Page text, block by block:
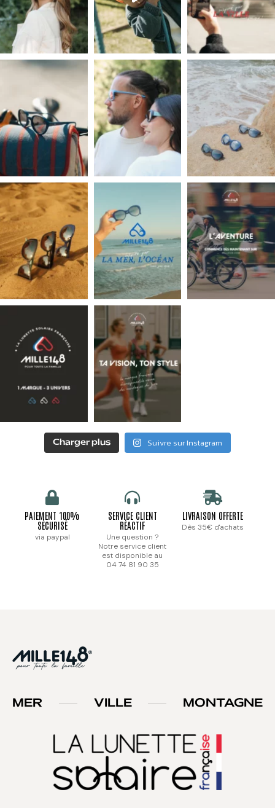
Charger plus Suivre sur Instagram
PAIEMENT 100%
SÉCURISÉ
via paypal
SERVICE CLIENT
RÉACTIF
Une question ?
Notre service client
est disponible au
04 74 81 90 35
LIVRAISON OFFERTE
Dès 35€ d'achats
MER VILLE MONTAGNE